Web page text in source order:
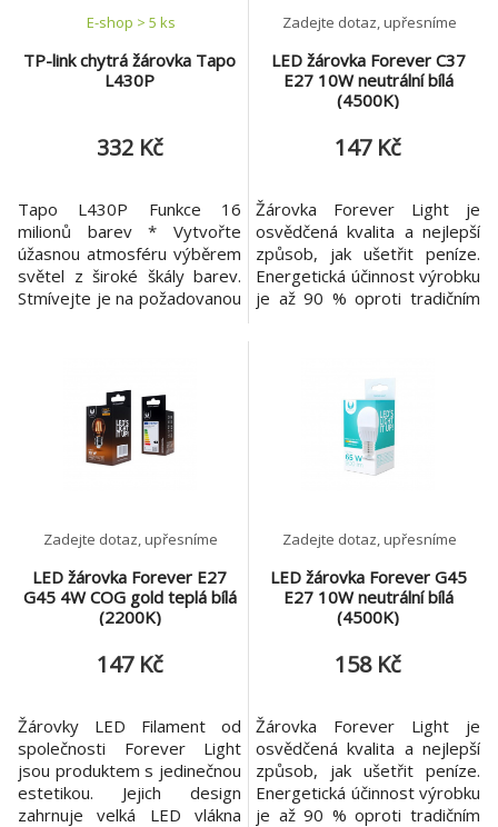
TP-link chytrá žárovka Tapo
L430P
E-shop > 5 ks
332 Kč
Tapo L430P Funkce 16
milionů barev * Vytvořte
úžasnou atmosféru výběrem
světel z široké škály barev.
Stmívejte je na požadovanou
od 2 500 K do 6 500 K podle
aktuálních potřeb. Ultra-
tmavé 1 % jas * Díky ultra-
tmavému jasu 1 % (
LED žárovka Forever C37
E27 10W neutrální bílá
(4500K)
Zadejte dotaz, upřesníme
147 Kč
Žárovka Forever Light je
osvědčená kvalita a nejlepší
způsob, jak ušetřit peníze.
Energetická účinnost výrobku
je až 90 % oproti tradičním
kvalita provedení, která
přesahuje životnost tradiční
žárovky. Díky nejnovějším
technologickým řešením se
můžeme těšit
LED žárovka Forever E27
G45 4W COG gold teplá bílá
(2200K)
Zadejte dotaz, upřesníme
147 Kč
Žárovky LED Filament od
společnosti Forever Light
jsou produktem s jedinečnou
estetikou. Jejich design
zahrnuje velká LED vlákna
LED žárovka Forever G45
E27 10W neutrální bílá
(4500K)
Zadejte dotaz, upřesníme
158 Kč
Žárovka Forever Light je
osvědčená kvalita a nejlepší
způsob, jak ušetřit peníze.
Energetická účinnost výrobku
je až 90 % oproti tradičním